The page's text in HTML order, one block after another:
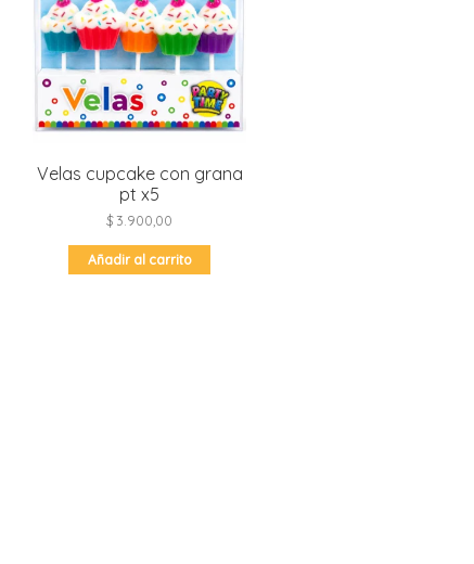
Velas cupcake con grana
pt x5
$3.900,00
Añadir al carrito